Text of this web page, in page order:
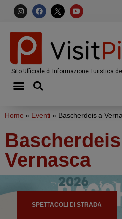
Sito Ufficiale di Informazione Turistica
Home » Eventi » Bascherdeis a
Vernasca
SPETTACOLI DI STRADA